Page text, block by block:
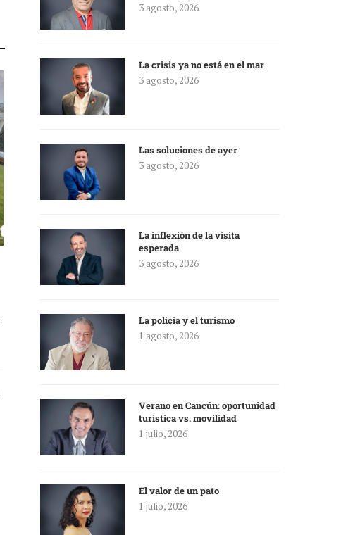
3 agosto, 2026
La crisis ya no está en el mar
3 agosto, 2026
Las soluciones de ayer
3 agosto, 2026
La inflexión de la visita
esperada
3 agosto, 2026
La policía y el turismo
1 agosto, 2026
Verano en Cancún: oportunidad
turística vs. movilidad
1 julio, 2026
El valor de un pato
1 julio, 2026